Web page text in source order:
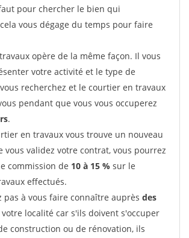
pour chercher le bien qui
vous dégage du temps pour faire
opère de la même façon. Il vous
votre activité et le type de
recherchez et le courtier en travaux
pendant que vous vous occuperez
.
en travaux vous trouve un nouveau
vous validez votre contrat, vous pourrez
commission de 10 à 15 % sur le
effectués.
pas à vous faire connaître auprès des
localité car s'ils doivent s'occuper
construction ou de rénovation, ils